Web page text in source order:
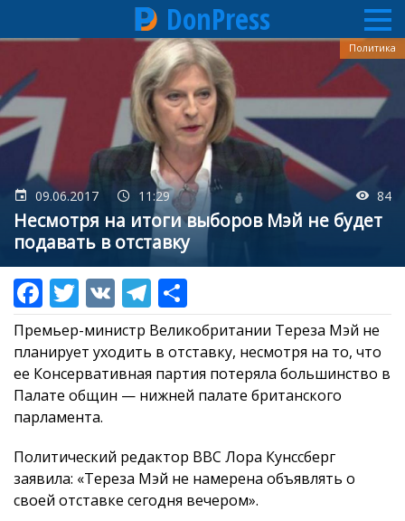
основному
содержанию
DonPress
09.06.2017 11:29 84
Несмотря на итоги выборов Мэй не будет
подавать в отставку
Политика
Премьер-министр Великобритании Тереза Мэй не
планирует уходить в отставку, несмотря на то, что
ее Консервативная партия потеряла большинство в
Палате общин — нижней палате британского
парламента.
Политический редактор ВВС Лора Кунссберг
заявила: «Тереза ​​Мэй не намерена объявлять о
своей отставке сегодня вечером».